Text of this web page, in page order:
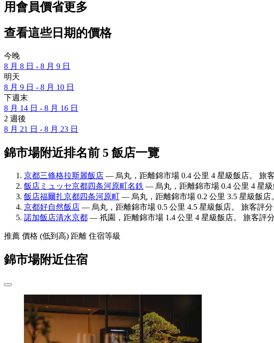
用會員價省更多
查看這些日期的價格
今晚
8 月 8 日 - 8 月 9 日
明天
8 月 9 日 - 8 月 10 日
下週末
8 月 14 日 - 8 月 16 日
2 週後
8 月 21 日 - 8 月 23 日
錦市場附近排名前 5 飯店一覽
京都三條格拉斯麗飯店 — 烏丸，距離錦市場 0.4 公里 4 星級飯店。 旅
飯店ミュッセ京都四条河原町名鉄 — 烏丸，距離錦市場 0.4 公里 4 星
飯店福爾扎京都四条河原町 — 烏丸，距離錦市場 0.2 公里 3.5 星級飯店
京都好自然飯店 — 烏丸，距離錦市場 0.5 公里 4.5 星級飯店。 旅客評分
諾加飯店清水京都 — 祇園，距離錦市場 1.4 公里 4 星級飯店。 旅客評
推薦 價格 (低到高) 距離 住宿等級
錦市場附近住宿